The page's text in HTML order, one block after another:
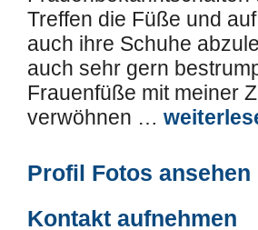
Treffen die Füße und
auch ihre Schuhe
auch sehr gern
Frauenfüße mit meiner
verwöhnen …
Profil Fotos ansehen
Kontakt aufnehmen